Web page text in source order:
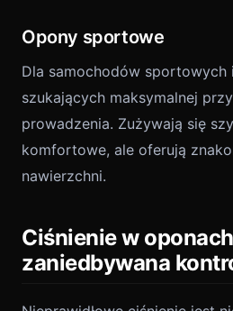
Opony sportowe
Dla samochodów sportowych
szukających maksymalnej
prowadzenia. Zużywają się
komfortowe, ale oferują
nawierzchni.
Ciśnienie w
zaniedbywana